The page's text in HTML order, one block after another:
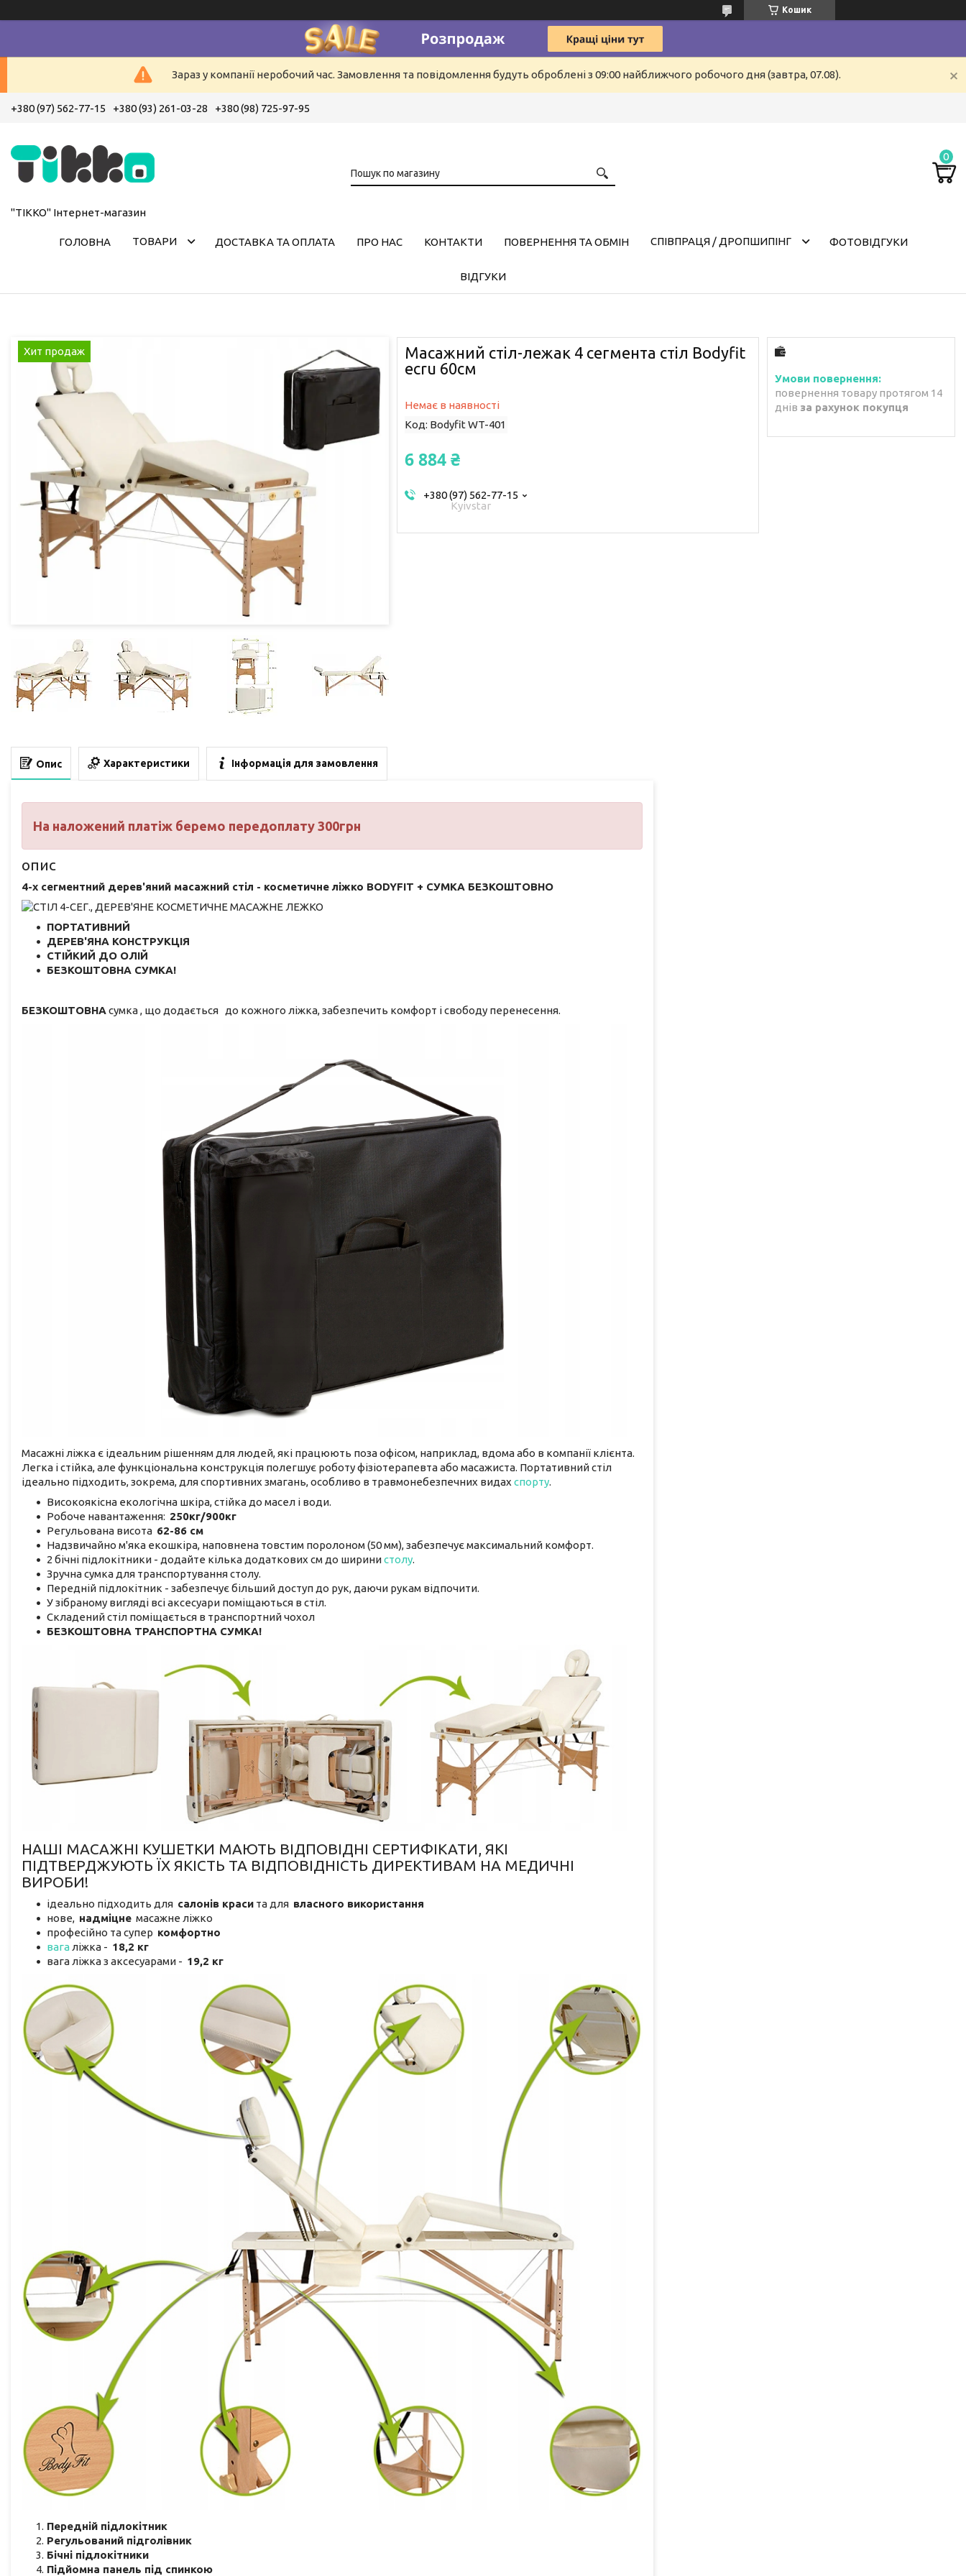
Кошик
Зараз у компанії неробочий час. Замовлення та повідомлення будуть оброблені з 09:00 найближчого робочого дня (завтра, 07.08).
+380 (97) 562-77-15 +380 (93) 261-03-28 +380 (98) 725-97-95
"ТІККО" Інтернет-магазин
ГОЛОВНА ТОВАРИ ДОСТАВКА ТА ОПЛАТА ПРО НАС КОНТАКТИ ПОВЕРНЕННЯ ТА ОБМІН СПІВПРАЦЯ / ДРОПШИПІНГ ФОТОВІДГУКИ
ВІДГУКИ
Хит продаж
Масажний стіл-лежак 4 сегмента стіл Bodyfit
ecru 60см
Немає в наявності
Код: Bodyfit WT-401
6 884 ₴
+380 (97) 562-77-15
Kyivstar
повернення товару протягом 14
днів за рахунок покупця
Опис Характеристики Інформація для замовлення
На наложений платіж беремо передоплату 300грн
опис
4-х сегментний дерев'яний масажний стіл - косметичне ліжко BODYFIT + СУМКА БЕЗКОШТОВНО
ПОРТАТИВНИЙ
ДЕРЕВ'ЯНА КОНСТРУКЦІЯ
СТІЙКИЙ ДО ОЛІЙ
БЕЗКОШТОВНА СУМКА!
БЕЗКОШТОВНАсумка , що додається до кожного ліжка, забезпечить комфорт і свободу перенесення.
Масажні ліжка є ідеальним рішенням для людей, які працюють поза офісом, наприклад, вдома або в компанії клієнта.
Легка і стійка, але функціональна конструкція полегшує роботу фізіотерапевта або масажиста. Портативний стіл
ідеально підходить, зокрема, для спортивних змагань, особливо в травмонебезпечних видах спорту.
Високоякісна екологічна шкіра, стійка до масел і води.
Робоче навантаження: 250кг/900кг
Регульована висота 62-86 см
Надзвичайно м'яка екошкіра, наповнена товстим поролоном (50 мм), забезпечує максимальний комфорт.
2 бічні підлокітники - додайте кілька додаткових см до ширинистолу.
Зручна сумка для транспортування столу.
Передній підлокітник - забезпечує більший доступ до рук, даючи рукам відпочити.
У зібраному вигляді всі аксесуари поміщаються в стіл.
Складений стіл поміщається в транспортний чохол
БЕЗКОШТОВНА ТРАНСПОРТНА СУМКА!
НАШІ МАСАЖНІ КУШЕТКИ МАЮТЬ ВІДПОВІДНІ СЕРТИФІКАТИ, ЯКІ
ПІДТВЕРДЖУЮТЬ ЇХ ЯКІСТЬ ТА ВІДПОВІДНІСТЬ ДИРЕКТИВАМ НА МЕДИЧНІ
ВИРОБИ!
ідеально підходить для салонів краси та для власного використання
нове, надміцне масажне ліжко
професійно та супер комфортно
вага ліжка - 18,2 кг
вага ліжка з аксесуарами - 19,2 кг
Передній підлокітник
Регульований підголівник
Бічні підлокітники
Підйомна панель під спинкою